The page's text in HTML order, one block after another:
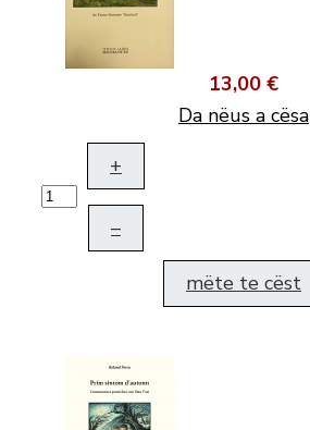
13,00 €
Da nëus a cësa
+
–
mëte te cëst